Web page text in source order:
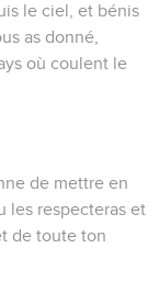
le ciel, et bénis
as donné,
où coulent le
de mettre en
les respecteras et
de toute ton